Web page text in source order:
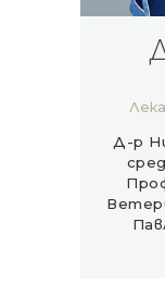
Д-р